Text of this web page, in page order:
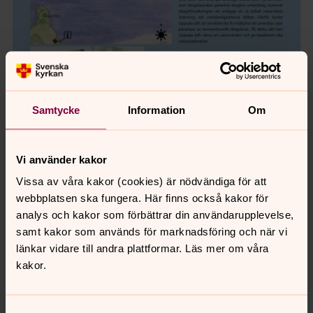
Samtycke Information Om
Vi använder kakor
Vissa av våra kakor (cookies) är nödvändiga för att
webbplatsen ska fungera. Här finns också kakor för
analys och kakor som förbättrar din användarupplevelse,
samt kakor som används för marknadsföring och när vi
länkar vidare till andra plattformar. Läs mer om våra
kakor.
kyrkreservat
Cirka 11 ha i norra Dellen, 4 km norr om Norrbo
kyrka. Vägskyltar med färdanvisning finns på
följande platser:
Vägskylt 1
Informationsskyltar över reservatet finns på